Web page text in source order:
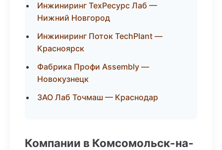
Инжиниринг ТехРесурс Лаб —
Нижний Новгород
Инжиниринг Поток TechPlant —
Красноярск
Фабрика Профи Assembly —
Новокузнецк
ЗАО Лаб Точмаш — Краснодар
Компании в Комсомольск-на-